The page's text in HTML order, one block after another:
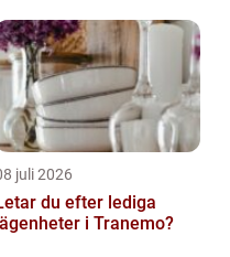
juli 2026
du efter lediga
i Tranemo?